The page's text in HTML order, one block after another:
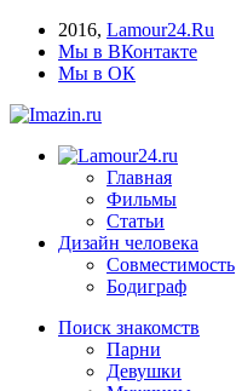
2016, Lamour24.Ru
Мы в ВКонтакте
Мы в ОК
Главная
Фильмы
Статьи
Дизайн человека
Совместимость
Бодиграф
Поиск знакомств
Парни
Девушки